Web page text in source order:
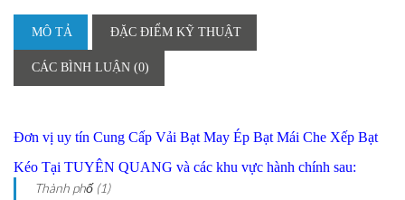
MÔ TẢ ĐẶC ĐIỂM KỸ THUẬT
CÁC BÌNH LUẬN (0)
Đơn vị uy tín Cung Cấp Vải Bạt May Ép Bạt Mái Che Xếp Bạt
Kéo Tại TUYÊN QUANG và các khu vực hành chính sau:
Thành phố (1)